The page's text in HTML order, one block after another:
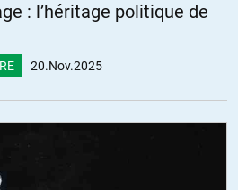
: l’héritage politique de
20.Nov.2025